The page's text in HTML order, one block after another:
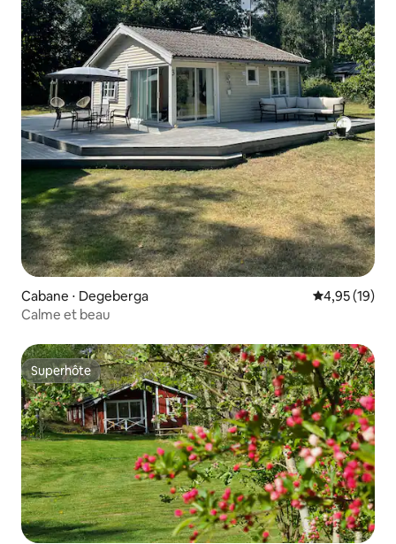
Cabane ⋅ Degeberga Évaluation
4,95 (19)
Calme et beau
Superhôte
Superhôte